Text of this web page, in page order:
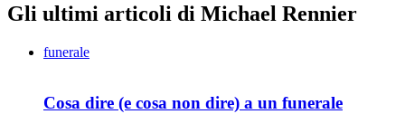
Gli ultimi articoli di Michael Rennier
funerale
Cosa dire (e cosa non dire) a un funerale